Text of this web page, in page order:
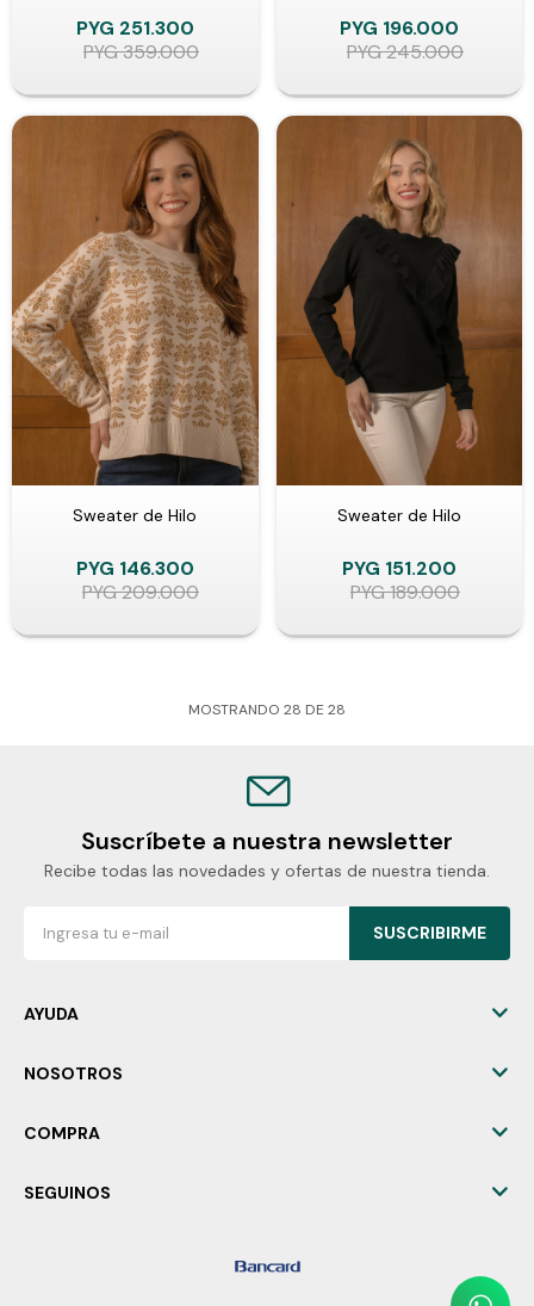
PYG 251.300
PYG359.000
PYG 196.000
PYG245.000
Sweater de Hilo
PYG 146.300
PYG209.000
Sweater de Hilo
PYG 151.200
PYG189.000
MOSTRANDO 28 DE 28
Suscríbete a nuestra newsletter
Recibe todas las novedades y ofertas de nuestra tienda.
SUSCRIBIRME
AYUDA
NOSOTROS
COMPRA
SEGUINOS